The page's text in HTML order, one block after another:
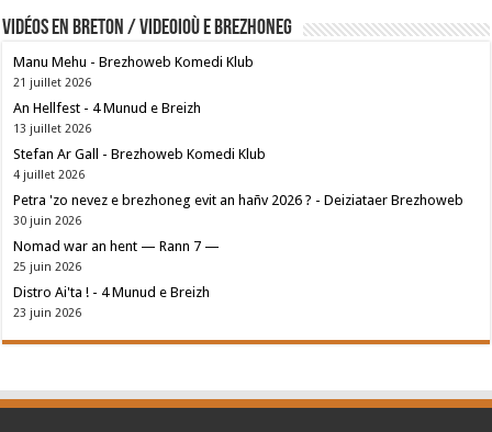
Vidéos en breton / Videoioù e brezhoneg
Manu Mehu - Brezhoweb Komedi Klub
21 juillet 2026
An Hellfest - 4 Munud e Breizh
13 juillet 2026
Stefan Ar Gall - Brezhoweb Komedi Klub
4 juillet 2026
Petra 'zo nevez e brezhoneg evit an hañv 2026 ? - Deiziataer Brezhoweb
30 juin 2026
Nomad war an hent — Rann 7 —
25 juin 2026
Distro Ai'ta ! - 4 Munud e Breizh
23 juin 2026